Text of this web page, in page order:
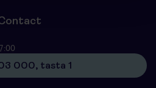
000, tasta 1